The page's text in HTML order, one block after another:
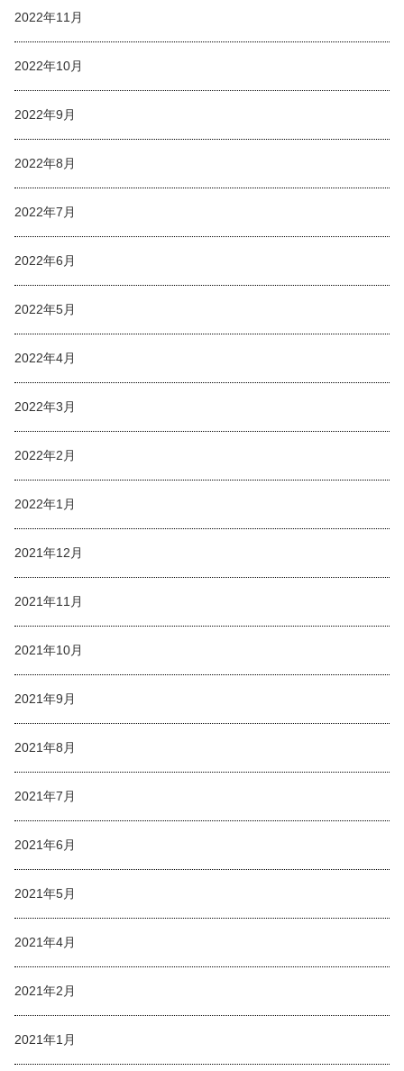
2022年11月
2022年10月
2022年9月
2022年8月
2022年7月
2022年6月
2022年5月
2022年4月
2022年3月
2022年2月
2022年1月
2021年12月
2021年11月
2021年10月
2021年9月
2021年8月
2021年7月
2021年6月
2021年5月
2021年4月
2021年2月
2021年1月